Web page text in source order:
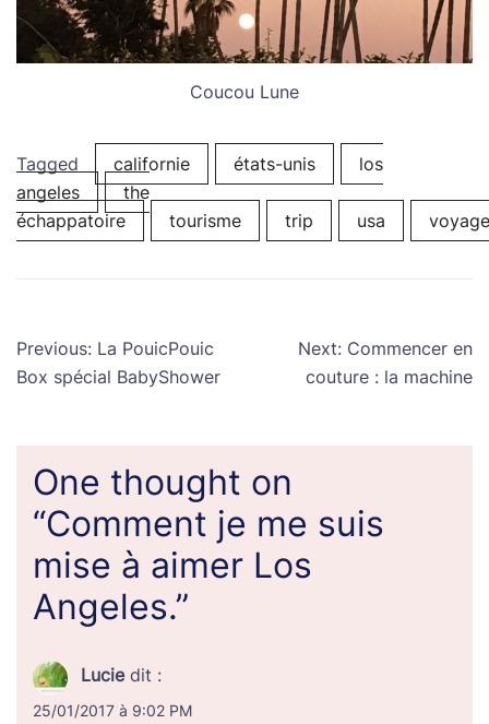
Coucou Lune
Tagged californie états-unis
los
angeles
the
échappatoire
tourisme trip usa voyage
Navigation
de
Previous: La PouicPouic
Box spécial BabyShower
Next: Commencer en
couture : la machine
One thought on
“Comment je me suis
mise à aimer Los
Angeles.”
Lucie dit :
25/01/2017 à 9:02 PM